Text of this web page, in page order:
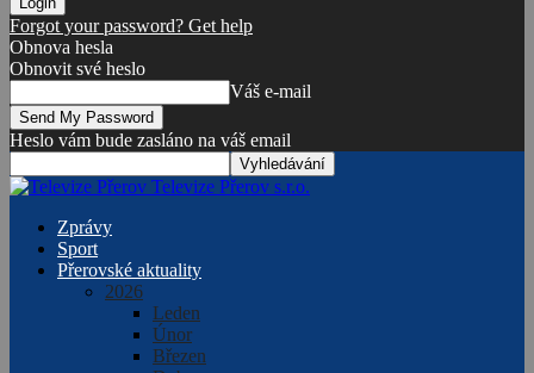
Forgot your password? Get help
Obnova hesla
Obnovit své heslo
Váš e-mail
Heslo vám bude zasláno na váš email
Televize Přerov s.r.o.
Zprávy
Sport
Přerovské aktuality
2026
Leden
Únor
Březen